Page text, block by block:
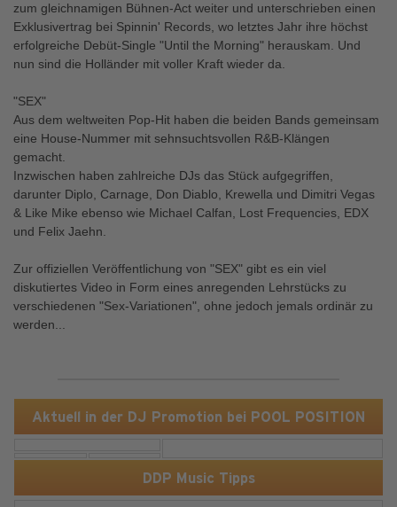
Aktuell in der DJ Promotion bei POOL POSITION
DDP Music Tipps
zum gleichnamigen Bühnen-Act weiter und unterschrieben einen
Exklusivertrag bei Spinnin' Records, wo letztes Jahr ihre höchst
erfolgreiche Debüt-Single "Until the Morning" herauskam. Und
nun sind die Holländer mit voller Kraft wieder da.
"SEX"
Aus dem weltweiten Pop-Hit haben die beiden Bands gemeinsam
eine House-Nummer mit sehnsuchtsvollen R&B-Klängen
gemacht.
Inzwischen haben zahlreiche DJs das Stück aufgegriffen,
darunter Diplo, Carnage, Don Diablo, Krewella und Dimitri Vegas
& Like Mike ebenso wie Michael Calfan, Lost Frequencies, EDX
und Felix Jaehn.
Zur offiziellen Veröffentlichung von "SEX" gibt es ein viel
diskutiertes Video in Form eines anregenden Lehrstücks zu
verschiedenen "Sex-Variationen", ohne jedoch jemals ordinär zu
werden...